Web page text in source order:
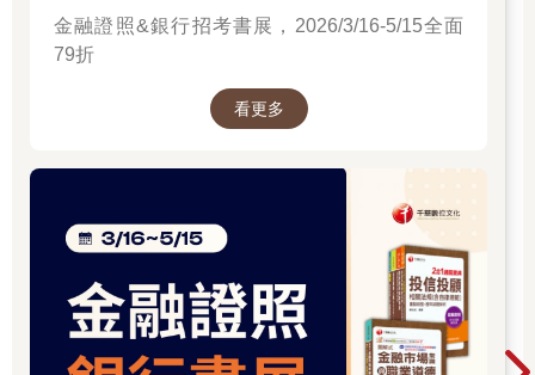
金融證照&銀行招考書展，2026/3/16-5/15全面
79折
看更多